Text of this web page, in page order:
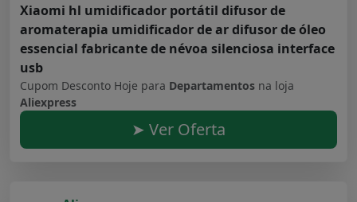
Xiaomi hl umidificador portátil difusor de
aromaterapia umidificador de ar difusor de óleo
essencial fabricante de névoa silenciosa interface
usb
Cupom Desconto Hoje para Departamentos na loja
Aliexpress
➤ Ver Oferta